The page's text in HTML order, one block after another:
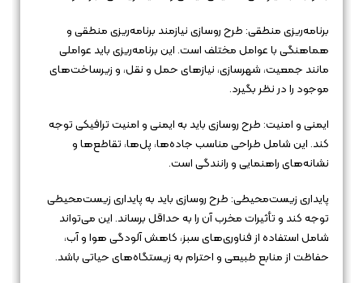
برنامه‌ریزی منطقی: طرح روسازی نیازمند برنامه‌ریزی منطقی و
هماهنگی با عوامل مختلف است. این برنامه‌ریزی باید عواملی
مانند جمعیت، شهرسازی، نیازهای حمل و نقل، و زیرساخت‌های
موجود را در نظر بگیرد.
ایمنی و امنیت: طرح روسازی باید به ایمنی و امنیت ترافیکی توجه
کند. این شامل طراحی مناسب جاده‌ها، پل‌ها، تقاطع‌ها و
نشانه‌های راهنمایی و رانندگی است.
پایداری زیست‌محیطی: طرح روسازی باید به پایداری زیست‌محیطی
توجه کند و تأثیرات مخرب آن را به حداقل برساند. این می‌تواند
شامل استفاده از فناوری‌های سبز، کاهش آلودگی هوا و آب،
حفاظت از منابع طبیعی و احترام به زیستگاه‌های حیاتی باشد.